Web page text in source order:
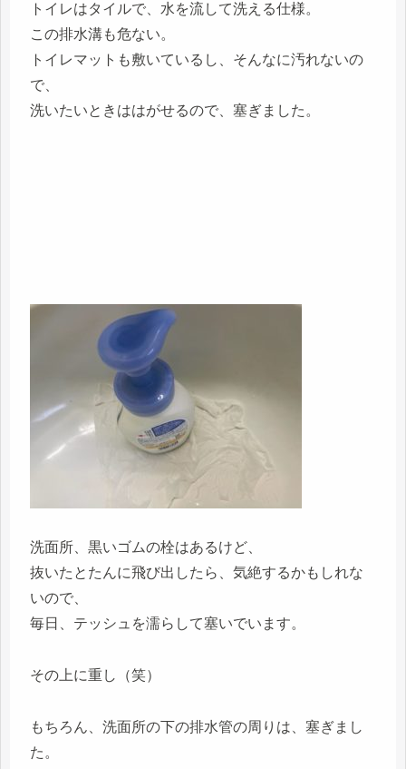
トイレはタイルで、水を流して洗える仕様。
この排水溝も危ない。
トイレマットも敷いているし、そんなに汚れないの
で、
洗いたいときははがせるので、塞ぎました。
洗面所、黒いゴムの栓はあるけど、
抜いたとたんに飛び出したら、気絶するかもしれな
いので、
毎日、テッシュを濡らして塞いでいます。
その上に重し（笑）
もちろん、洗面所の下の排水管の周りは、塞ぎまし
た。